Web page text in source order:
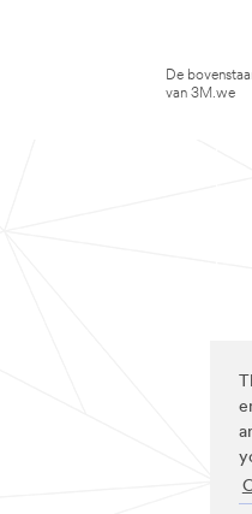
De
van 3M.we